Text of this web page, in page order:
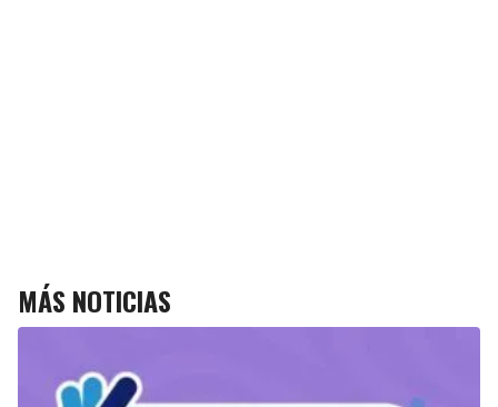
MÁS NOTICIAS